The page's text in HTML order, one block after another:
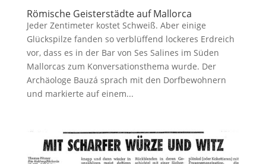
Römische Geisterstädte auf Mallorca
Jeder Zentimeter kostet Schweiß. Aber einige
Glückspilze fanden so verblüffend lockeres Erdreich
vor, dass es in der Bar von Ses Salines im Süden
Mallorcas zum Konversa­tionsthema wurde. Der
Archäologe Bauzá sprach mit den Dorfbewohnern
und markierte auf einem...